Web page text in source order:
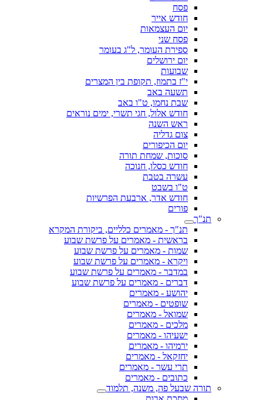
פסח
חודש אייר
יום העצמאות
פסח שני
ספירת העומר, ל"ג בעומר
יום ירושלים
שבועות
י"ז בתמוז, תקופת בין המצרים
תשעה באב
שבת נחמו, ט"ו באב
חודש אלול, חגי תשרי, ימים נוראים
ראש השנה
צום גדליה
יום הכיפורים
סוכות, שמחת תורה
חודש כסלו, חנוכה
עשרה בטבת
ט"ו בשבט
חודש אדר, ארבעת הפרשיות
פורים
תנ"ך
תנ"ך - מאמרים כלליים, ביקורת המקרא
בראשית - מאמרים על פרשת שבוע
שמות - מאמרים על פרשת שבוע
ויקרא - מאמרים על פרשת שבוע
במדבר - מאמרים על פרשת שבוע
דברים - מאמרים על פרשת שבוע
יהושע - מאמרים
שופטים - מאמרים
שמואל - מאמרים
מלכים - מאמרים
ישעיהו - מאמרים
ירמיהו - מאמרים
יחזקאל - מאמרים
תרי עשר - מאמרים
כתובים - מאמרים
תורה שבעל פה, משנה, תלמוד